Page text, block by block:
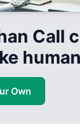
Call
human
Own